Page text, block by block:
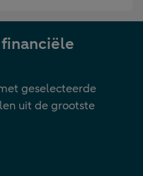
geselecteerde
uit de grootste